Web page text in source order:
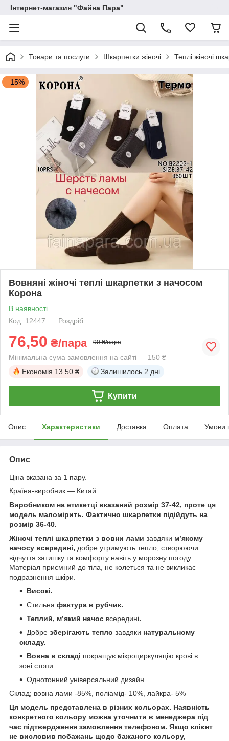
Інтернет-магазин "Файна Пара"
Товари та послуги Шкарпетки жіночі Теплі жіночі
–15%
Вовняні жіночі теплі шкарпетки з начосом
Корона
В наявності
Код: 12447
Роздріб
76,50 ₴/пара 90 ₴/пара
Мінімальна сума замовлення на сайті — 150 ₴
Економія 13.50 ₴ Залишилось 2 дні
Купити
Опис Характеристики Доставка Оплата Умови
Опис
Ціна вказана за 1 пару.
Країна-виробник — Китай.
Виробником на етикетці вказаний розмір 37-42, проте ця
модель маломірить. Фактично шкарпетки підійдуть на
розмір 36-40.
Жіночі теплі шкарпетки з вовни лами завдяки м’якому
начосу всередині, добре утримують тепло, створюючи
відчуття затишку та комфорту навіть у морозну погоду.
Матеріал приємний до тіла, не колеться та не викликає
подразнення шкіри.
Високі.
Стильна фактура в рубчик.
Теплий, мʼякий начос всередині.
Добре зберігають тепло завдяки натуральному
складу.
Вовна в складі покращує мікроциркуляцію крові в
зоні стопи.
Однотонний універсальний дизайн.
Склад; вовна лами -85%, поліамід- 10%, лайкра- 5%
Ця модель представлена в різних кольорах. Наявність
конкретного кольору можна уточнити в менеджера під
час підтвердження замовлення телефоном. Якщо клієнт
не висловив побажань щодо бажаного кольору,